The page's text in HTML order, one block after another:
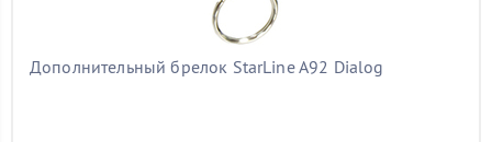
Дополнительный брелок StarLine A92 Dialog